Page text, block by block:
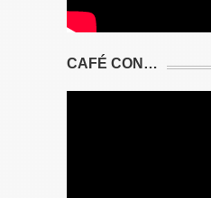
CAFÉ CON…